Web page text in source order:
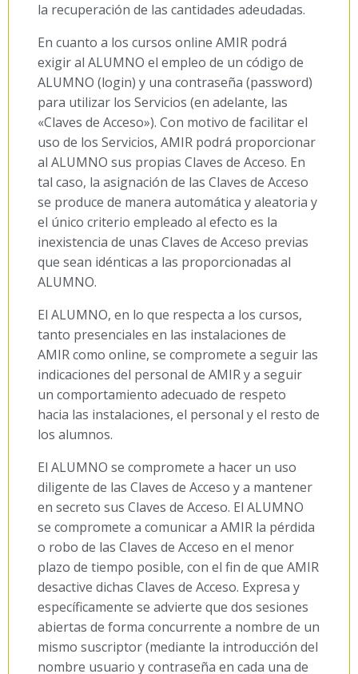
la recuperación de las cantidades adeudadas.
En cuanto a los cursos online AMIR podrá
exigir al ALUMNO el empleo de un código de
ALUMNO (login) y una contraseña (password)
para utilizar los Servicios (en adelante, las
«Claves de Acceso»). Con motivo de facilitar el
uso de los Servicios, AMIR podrá proporcionar
al ALUMNO sus propias Claves de Acceso. En
tal caso, la asignación de las Claves de Acceso
se produce de manera automática y aleatoria y
el único criterio empleado al efecto es la
inexistencia de unas Claves de Acceso previas
que sean idénticas a las proporcionadas al
ALUMNO.
El ALUMNO, en lo que respecta a los cursos,
tanto presenciales en las instalaciones de
AMIR como online, se compromete a seguir las
indicaciones del personal de AMIR y a seguir
un comportamiento adecuado de respeto
hacia las instalaciones, el personal y el resto de
los alumnos.
El ALUMNO se compromete a hacer un uso
diligente de las Claves de Acceso y a mantener
en secreto sus Claves de Acceso. El ALUMNO
se compromete a comunicar a AMIR la pérdida
o robo de las Claves de Acceso en el menor
plazo de tiempo posible, con el fin de que AMIR
desactive dichas Claves de Acceso. Expresa y
específicamente se advierte que dos sesiones
abiertas de forma concurrente a nombre de un
mismo suscriptor (mediante la introducción del
nombre usuario y contraseña en cada una de